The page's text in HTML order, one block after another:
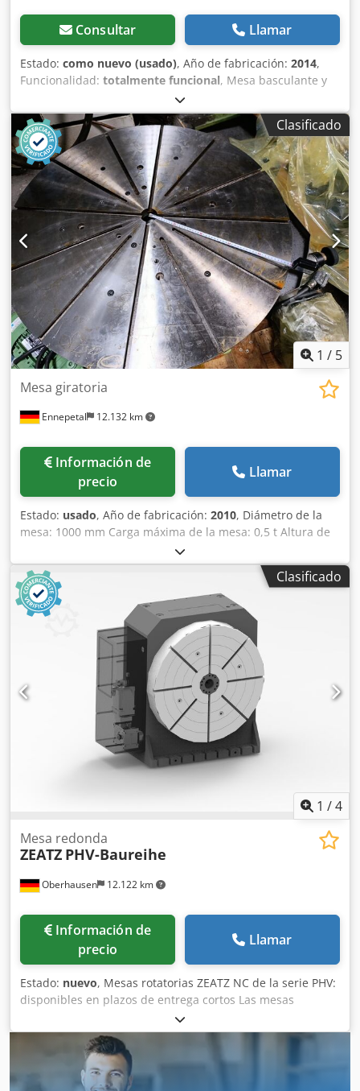
Consultar Llamar
Estado: como nuevo (usado), Año de fabricación: 2014,
Funcionalidad: totalmente funcional, Mesa basculante y
giratoria CNC GSA T320, sin usar. Chsdpexy Iq Ujfx Ag Doa
Especificaciones completas disponibles bajo petición.
Artículo en perfectas condiciones, nunca utilizado.
Disponible de inmediato. Póngase en contacto con
nosotros para obtener más información.
Clasificado
1 / 5
Ennepetal 12.132 km
Mesa giratoria
Información de
precio
Llamar
Estado: usado, Año de fabricación: 2010, Diámetro de la
mesa: 1000 mm Carga máxima de la mesa: 0,5 t Altura de
la mesa: 300 mm Consumo total de energía: 12 kW Peso de
la máquina: aproximadamente 0,5 t Espacio requerido:
aproximadamente 1 x 1,2 x 0,3 m Mesa giratoria de
movimiento continuo, con velocidad ajustable. Base con
570 mm de diámetro, ampliada a 1000 mm de diámetro.
Se utilizaba en una máquina de rectificado plano para
Csdpfsznndkjx Ag Doha trabajos de rectificado en mesa
giratoria. Junto con la mesa, se suministra un motor de
repuesto nuevo.
Clasificado
1 /4
Oberhausen 12.122 km
Mesa redonda
ZEATZ PHV-Baureihe
Información de
precio
Llamar
Estado: nuevo, Mesas rotatorias ZEATZ NC de la serie PHV:
disponibles en plazos de entrega cortos Las mesas
rotatorias ZEATZ NC de la serie PHV representan la máxima
precisión, estabilidad y flexibilidad en el mecanizado
moderno. Ideales para el posicionamiento, el torneado y el
mecanizado simultáneo en una amplia variedad de
aplicaciones. Sus ventajas de un vistazo: ✔ Integración en